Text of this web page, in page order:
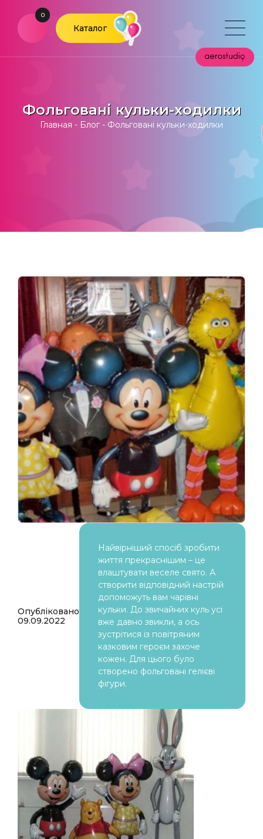
0
Каталог
Фольговані кульки-ходилки
Главная - Блог - Фольговані кульки-ходилки
Опубліковано
09.09.2022
Найвірніший спосіб зробити
життя прекраснішим – це
влаштувати веселе свято. А
створити відповідний настрій
допоможуть вам чарівні
кульки. До звичайних куль усі
вже давно звикли, а ось
зустрітися із повітряним
казковим героєм захоче
кожен. Для цього було
створено фольговані гелієві
фігури.